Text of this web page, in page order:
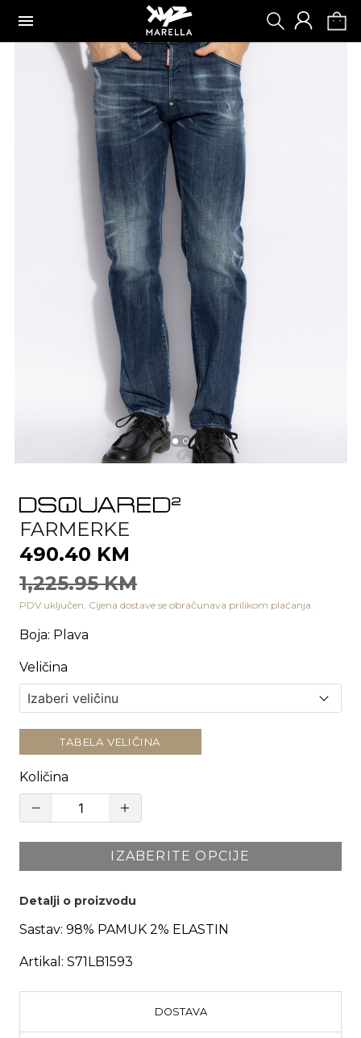
FARMERKE
490.40 KM
1,225.95 KM
PDV uključen. Cijena dostave se obračunava prilikom plaćanja.
Boja: Plava
Veličina
TABELA VELIČINA
Količina
IZABERITE OPCIJE
Detalji o proizvodu
Sastav: 98% PAMUK 2% ELASTIN
Artikal: S71LB1593
DOSTAVA